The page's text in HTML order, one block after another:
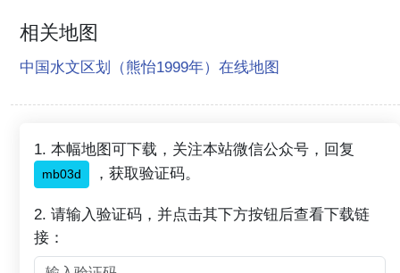
相关地图
中国水文区划（熊怡1999年）在线地图
1. 本幅地图可下载，关注本站微信公众号，回复
mb03d ，获取验证码。
2. 请输入验证码，并点击其下方按钮后查看下载链
接：